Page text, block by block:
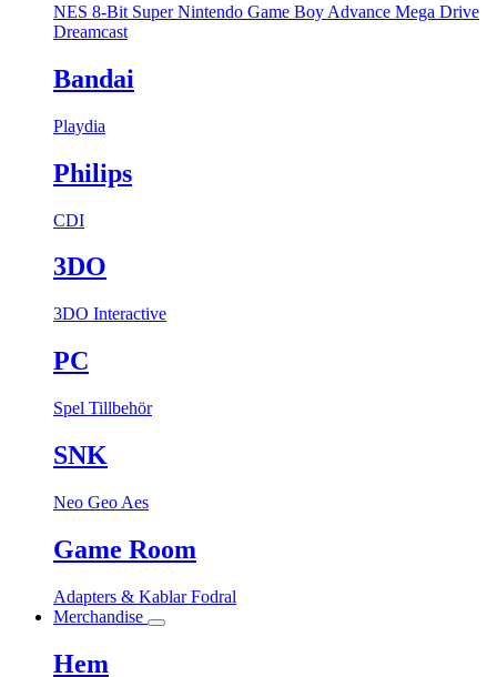
NES 8-Bit Super Nintendo Game Boy Advance Mega Drive
Dreamcast
Bandai
Playdia
Philips
CDI
3DO
3DO Interactive
PC
Spel Tillbehör
SNK
Neo Geo Aes
Game Room
Adapters & KablarFodral
Merchandise
Hem